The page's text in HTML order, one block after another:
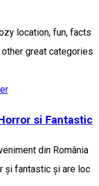
location, fun, facts
great categories
si Fantastic
din România
și fantastic și are loc